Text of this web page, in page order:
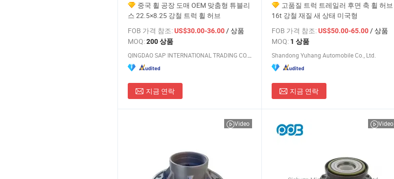
중국 휠 공장 도매 OEM 맞춤형 튜블리
스 22.5×8.25 강철 트럭 휠 허브
FOB 가격 참조:US$30.00-36.00/ 상품
MOQ:200 상품
지금 연락
고품질 트럭 트레일러 후면 축 휠 허브
16t 강철 재질 새 상태 미국형
FOB 가격 참조:US$50.00-65.00/ 상품
MOQ: 1 상품
Shandong Yuhang Automobile Co., Ltd.
지금 연락
Video Video